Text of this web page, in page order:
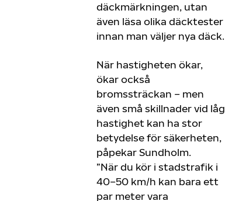
däckmärkningen, utan
även läsa olika däcktester
innan man väljer nya däck.
När hastigheten ökar,
ökar också
bromssträckan – men
även små skillnader vid låg
hastighet kan ha stor
betydelse för säkerheten,
påpekar Sundholm.
”När du kör i stadstrafik i
40–50 km/h kan bara ett
par meter vara